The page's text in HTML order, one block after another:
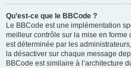
Qu’est-ce que le BBCode ?
Le BBCode est une implémentation
meilleur contrôle sur la mise en forme
est déterminée par les
la désactiver sur chaque message
BBCode est similaire à l’architecture